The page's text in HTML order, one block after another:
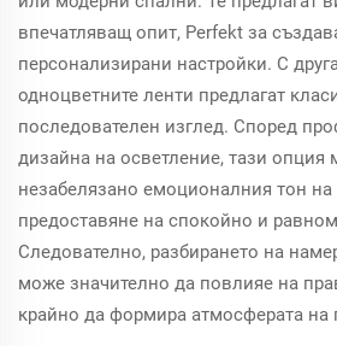
впечатляващ опит, Perfekt за
персонализирани настройки. С
одноцветните ленти предлагат
последователен изглед. Според
дизайна на осветление, тази опция
незабелязано емоционалния тон на
предоставяне на спокойно и
Следователно, разбирането на
може значително да повлияе на
крайно да формира атмосферата на